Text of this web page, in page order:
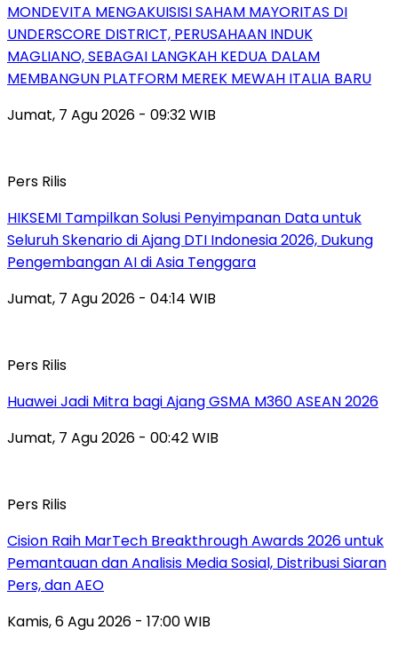
MONDEVITA MENGAKUISISI SAHAM MAYORITAS DI
UNDERSCORE DISTRICT, PERUSAHAAN INDUK
MAGLIANO, SEBAGAI LANGKAH KEDUA DALAM
MEMBANGUN PLATFORM MEREK MEWAH ITALIA BARU
Jumat, 7 Agu 2026 - 09:32 WIB
Pers Rilis
HIKSEMI Tampilkan Solusi Penyimpanan Data untuk
Seluruh Skenario di Ajang DTI Indonesia 2026, Dukung
Pengembangan AI di Asia Tenggara
Jumat, 7 Agu 2026 - 04:14 WIB
Pers Rilis
Huawei Jadi Mitra bagi Ajang GSMA M360 ASEAN 2026
Jumat, 7 Agu 2026 - 00:42 WIB
Pers Rilis
Cision Raih MarTech Breakthrough Awards 2026 untuk
Pemantauan dan Analisis Media Sosial, Distribusi Siaran
Pers, dan AEO
Kamis, 6 Agu 2026 - 17:00 WIB